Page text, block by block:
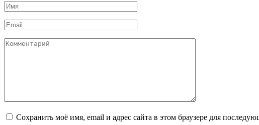
Имя
*
Email
*
Комментарий
Сохранить моё имя, email и адрес сайта в этом браузере для